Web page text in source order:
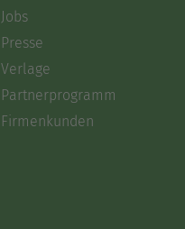
Jobs
Presse
Verlage
Partnerprogramm
Firmenkunden